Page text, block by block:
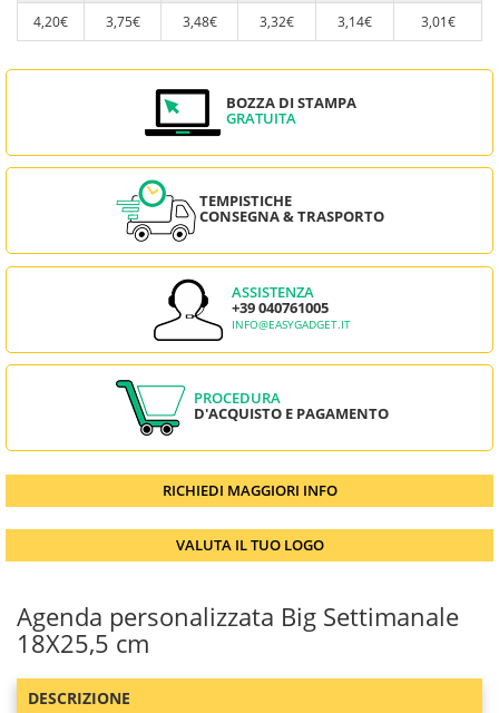
4,20€
3,75€ 3,48€ 3,32€ 3,14€ 3,01€
BOZZA DI STAMPA
GRATUITA
TEMPISTICHE
CONSEGNA & TRASPORTO
ASSISTENZA
+39 040761005
INFO@EASYGADGET.IT
PROCEDURA
D'ACQUISTO E PAGAMENTO
RICHIEDI MAGGIORI INFO
VALUTA IL TUO LOGO
Agenda personalizzata Big Settimanale
18X25,5 cm
DESCRIZIONE